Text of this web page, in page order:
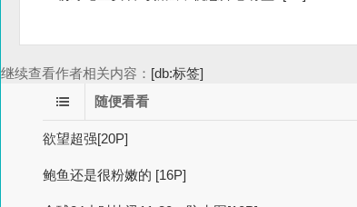
继续查看作者相关内容： [db:标签]
随便看看
欲望超强[20P]
鲍鱼还是很粉嫩的 [16P]